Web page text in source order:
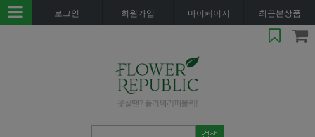
로그인 회원가입 마이페이지 최근본상품